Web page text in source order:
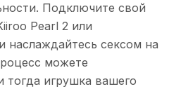
Подключите свой
Pearl 2 или
наслаждайтесь сексом на
можете
тогда игрушка вашего